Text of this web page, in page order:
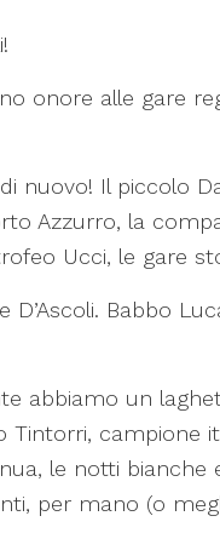
onore alle gare
Il piccolo
Azzurro, la
Ucci, le gare
Babbo
abbiamo un
campione
le notti bianche
per mano (o